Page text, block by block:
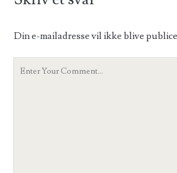
Din e-mailadresse vil ikke blive
Your